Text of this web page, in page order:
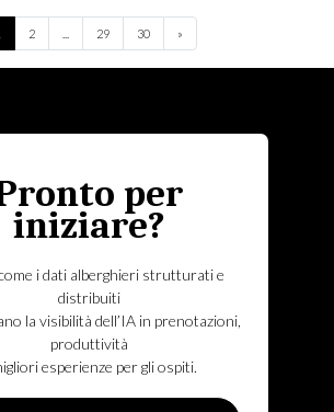
2 29 30 »
per
iniziare?
i dati alberghieri strutturati e
distribuiti
la visibilità dell’IA in prenotazioni,
produttività
esperienze per gli ospiti.